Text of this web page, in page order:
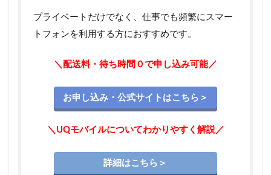
「節
ー
のデ
節約モード
「1Mbps」
プライベートだけでなく、仕事でも頻繁にスマー
トフォンを利用する方におすすめです。
＼配送料・待ち時間０で申し込み可能／
お申し込み・公式サイトはこちら＞
＼UQモバイルについてわかりやすく解説／
詳細はこちら＞